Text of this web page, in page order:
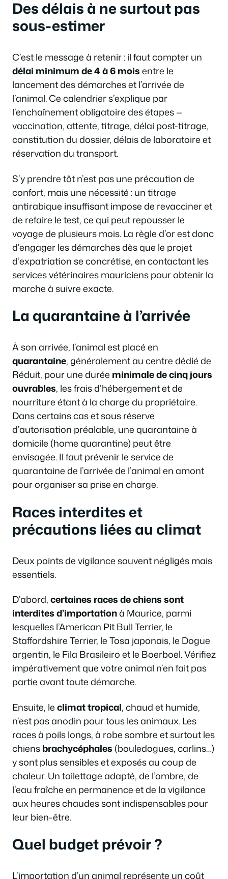
Des délais à ne surtout pas
sous-estimer
C’est le message à retenir : il faut compter un
délai minimum de 4 à 6 moisentre le
lancement des démarches et l’arrivée de
l’animal. Ce calendrier s’explique par
l’enchaînement obligatoire des étapes —
vaccination, attente, titrage, délai post-titrage,
constitution du dossier, délais de laboratoire et
réservation du transport.
S’y prendre tôt n’est pas une précaution de
confort, mais une nécessité : un titrage
antirabique insuffisant impose de revacciner et
de refaire le test, ce qui peut repousser le
voyage de plusieurs mois. La règle d’or est donc
d’engager les démarches dès que le projet
d’expatriation se concrétise, en contactant les
services vétérinaires mauriciens pour obtenir la
marche à suivre exacte.
La quarantaine à l’arrivée
À son arrivée, l’animal est placé en
quarantaine, généralement au centre dédié de
Réduit, pour une durée minimale de cinq jours
ouvrables, les frais d’hébergement et de
nourriture étant à la charge du propriétaire.
Dans certains cas et sous réserve
d’autorisation préalable, une quarantaine à
domicile (home quarantine) peut être
envisagée. Il faut prévenir le service de
quarantaine de l’arrivée de l’animal en amont
pour organiser sa prise en charge.
Races interdites et
précautions liées au climat
Deux points de vigilance souvent négligés mais
essentiels.
D’abord,certaines races de chiens sont
interdites d’importationà Maurice, parmi
lesquelles l’American Pit Bull Terrier, le
Staffordshire Terrier, le Tosa japonais, le Dogue
argentin, le Fila Brasileiro et le Boerboel. Vérifiez
impérativement que votre animal n’en fait pas
partie avant toute démarche.
Ensuite, leclimat tropical, chaud et humide,
n’est pas anodin pour tous les animaux. Les
races à poils longs, à robe sombre et surtout les
chiensbrachycéphales (bouledogues, carlins…)
y sont plus sensibles et exposés au coup de
chaleur. Un toilettage adapté, de l’ombre, de
l’eau fraîche en permanence et de la vigilance
aux heures chaudes sont indispensables pour
leur bien-être.
Quel budget prévoir ?
L’importation d’un animal représente un coût